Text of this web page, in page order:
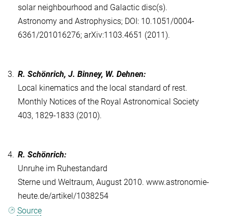
solar neighbourhood and Galactic disc(s).
Astronomy and Astrophysics; DOI: 10.1051/0004-
6361/201016276; arXiv:1103.4651 (2011).
3. R. Schönrich, J. Binney, W. Dehnen:
Local kinematics and the local standard of rest.
Monthly Notices of the Royal Astronomical Society
403, 1829-1833 (2010).
4. R. Schönrich:
Unruhe im Ruhestandard
Sterne und Weltraum, August 2010. www.astronomie-
heute.de/artikel/1038254
Source